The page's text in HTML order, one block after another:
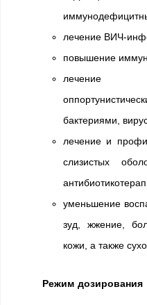
лечение ВИЧ-
повышение
лечение
бактериями,
лечение и
слизистых
уменьшение
зуд, жжение,
кожи, а также
Режим дозирования